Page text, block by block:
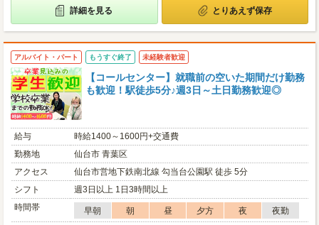
詳細を見る とりあえず保存
アルバイト・パート もうすぐ終了 未経験者歓迎
【コールセンター】就職前の空いた期間だけ勤務
も歓迎！駅徒歩5分♪週3日～土日勤務歓迎◎
給与
時給1400～1600円+交通費
勤務地
仙台市 青葉区
アクセス
仙台市営地下鉄南北線 勾当台公園駅 徒歩 5分
シフト
週3日以上 1日3時間以上
時間帯
早朝 朝 昼 夕方 夜
夜勤